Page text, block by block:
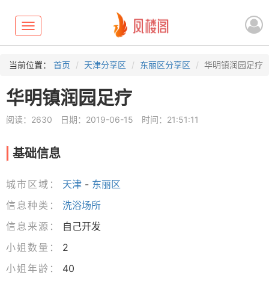
Toggle
navigation
当前位置： 首页 天津分享区 东丽区分享区 华明镇润园足疗
华明镇润园足疗
阅读：2630 日期：2019-06-15 时间：21:51:11
基础信息
城市区域： 天津 - 东丽区
信息种类：
洗浴场所
信息来源：
自己开发
小姐数量：
2
小姐年龄：
40